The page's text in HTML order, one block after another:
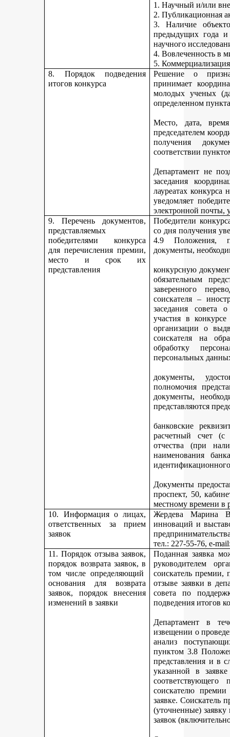
1. Научный и/или
2. Публикационная
3. Наличие
предыдущих года
научного
4. Вовлеченность в
5.
8. Порядок подведения
итогов конкурса
Решение о
принимает
молодых ученых
определенном
Место, дата, время
председателем
получения
соответствии
Департамент не
заседания
лауреатах
уведомляет
электронной почты,
9. Перечень документов,
представляемых
победителями конкурса
для перечисления премии,
место и срок их
представления
Победители
со дня получения
4.9 Положения,
документы,
конкурсную
обязательным
заверенного
соискателя –
заседания совета
участия в
организации о
соискателя на
обработку
персональных
документы,
полномочия
документы,
представляются
банковские
расчетный счет (с
отчества (при
наименования
Документы
проспект, 50,
местному времени в
10. Информация о лицах,
ответственных за прием
заявок
Жердева Марина
инноваций и
тел.: 227-55-76, e-
11. Порядок отзыва заявок,
порядок возврата заявок, в
том числе определяющий
основания для возврата
заявок, порядок внесения
изменений в заявки
Поданная заявка
руководителем
соискатель премии,
отзыве заявки в
совета по
подведения итогов
Департамент в
извещении о
анализ
пунктом 3.8
представления и в
указанной в
соответствующего
соискателю
заявке. Соискатель
(уточненные)
заявок